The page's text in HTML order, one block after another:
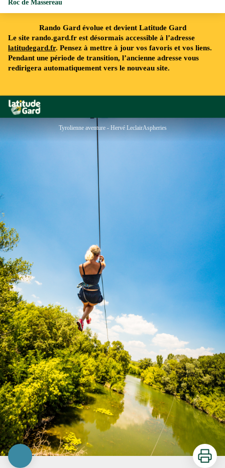
Rando Gard évolue et devient Latitude Gard
Le site rando.gard.fr est désormais accessible à l’adresse
latitudegard.fr. Pensez à mettre à jour vos favoris et vos liens.
Pendant une période de transition, l’ancienne adresse vous
redirigera automatiquement vers le nouveau site.
Rando Gard
Roc de Massereau
Tyrolienne aventure - Hervé LeclairAspheries
Imprimer